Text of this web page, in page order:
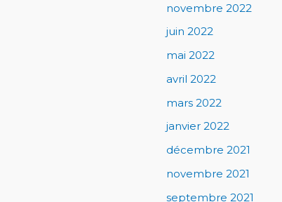
novembre 2022
juin 2022
mai 2022
avril 2022
mars 2022
janvier 2022
décembre 2021
novembre 2021
septembre 2021